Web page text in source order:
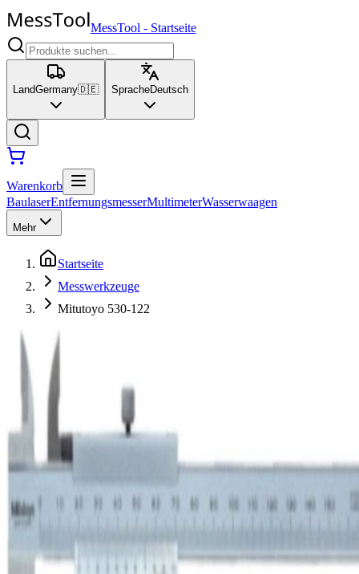
MessTool - Startseite
LandGermany🇩🇪 SpracheDeutsch
Warenkorb
BaulaserEntfernungsmesserMultimeterWasserwaagen
Mehr
Startseite
Messwerkzeuge
Mitutoyo 530-122